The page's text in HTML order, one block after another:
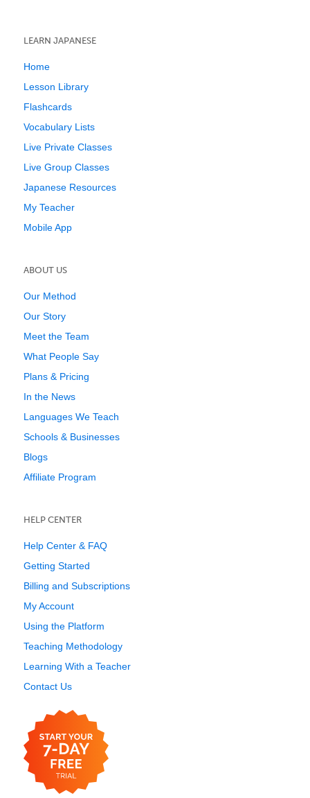
LEARN JAPANESE
Home
Lesson Library
Flashcards
Vocabulary Lists
Live Private Classes
Live Group Classes
Japanese Resources
My Teacher
Mobile App
ABOUT US
Our Method
Our Story
Meet the Team
What People Say
Plans & Pricing
In the News
Languages We Teach
Schools & Businesses
Blogs
Affiliate Program
HELP CENTER
Help Center & FAQ
Getting Started
Billing and Subscriptions
My Account
Using the Platform
Teaching Methodology
Learning With a Teacher
Contact Us